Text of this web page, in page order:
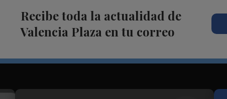
Recibe toda la actualidad de
Valencia Plaza en tu correo